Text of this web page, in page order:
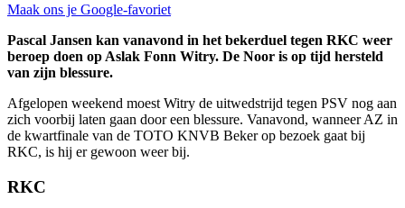
Maak ons je Google-favoriet
Pascal Jansen kan vanavond in het bekerduel tegen RKC weer
beroep doen op Aslak Fonn Witry. De Noor is op tijd hersteld
van zijn blessure.
Afgelopen weekend moest Witry de uitwedstrijd tegen PSV nog aan
zich voorbij laten gaan door een blessure. Vanavond, wanneer AZ in
de kwartfinale van de TOTO KNVB Beker op bezoek gaat bij
RKC, is hij er gewoon weer bij.
RKC